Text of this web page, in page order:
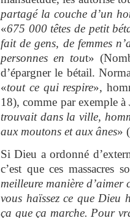
partagé la couche d’un
«675 000 têtes de petit
fait de gens, de femmes
personnes en tout»
d’épargner le bétail.
«tout ce qui respire»,
18), comme par exemple à
trouvait dans la ville,
aux moutons et aux ânes»
Si Dieu a ordonné
c’est que ces massacres
meilleure manière d’aimer
vous haïssez ce que Dieu
ça que ça marche. Pour